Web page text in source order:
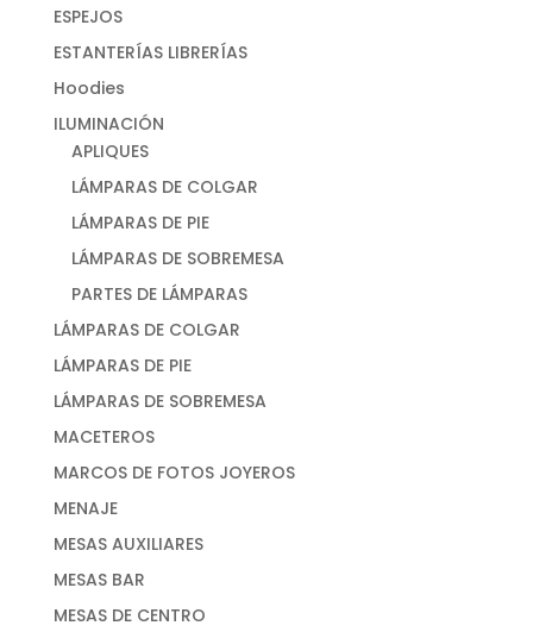
ESPEJOS
ESTANTERÍAS LIBRERÍAS
Hoodies
ILUMINACIÓN
APLIQUES
LÁMPARAS DE COLGAR
LÁMPARAS DE PIE
LÁMPARAS DE SOBREMESA
PARTES DE LÁMPARAS
LÁMPARAS DE COLGAR
LÁMPARAS DE PIE
LÁMPARAS DE SOBREMESA
MACETEROS
MARCOS DE FOTOS JOYEROS
MENAJE
MESAS AUXILIARES
MESAS BAR
MESAS DE CENTRO